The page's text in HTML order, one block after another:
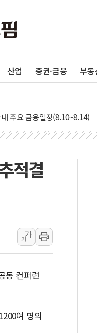
산업 증권·금융 부동
석, 정청래에 '0.86%p' 차 재
설회 나선 송영길·정청래·
민석 당대표 후보
, 제주·인천 경선 결과 발표
주, 인천 경선 결과 발표...김
주, 제주 경선 결과 발표...김
출구전략 만지작…공습 한계
·삼척 시간당 최대 50㎜ 폭우
거하다 참변…60대 환경미화
구 주택가서 흉기 난동…60대
"결혼 때문에 손해 보는 일 없
인근 해상서 모터보트 전복
안부' 피해자 기림의 날 참석
적결
가
가
동 컨퍼런
여 명의